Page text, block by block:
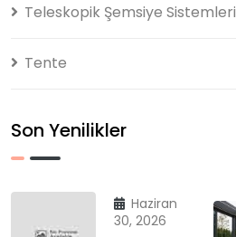
Teleskopik Şemsiye Sistemleri
Tente
Son Yenilikler
Haziran
30, 2026